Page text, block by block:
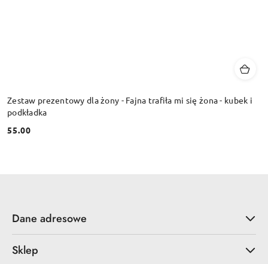
Zestaw prezentowy dla żony - Fajna trafiła mi się żona - kubek i
podkładka
Cena:
55.00
Dane adresowe
Sklep